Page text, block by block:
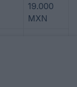
19.000
MXN